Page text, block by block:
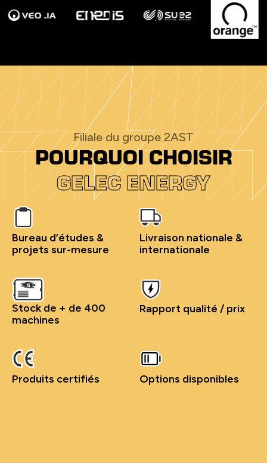
Filiale du groupe 2AST
POURQUOI CHOISIR
GELEC ENERGY
Bureau d’études &
projets sur-mesure
Livraison nationale &
internationale
Stock de + de 400
machines
Rapport qualité / prix
Produits certifiés Options disponibles